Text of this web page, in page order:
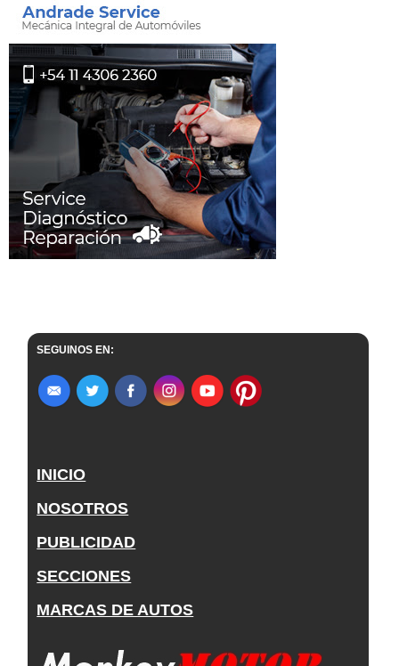
SEGUINOS EN:
INICIO
NOSOTROS
PUBLICIDAD
SECCIONES
MARCAS DE AUTOS